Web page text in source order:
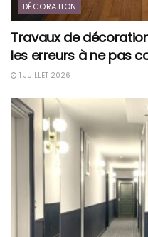
DÉCORATION
Travaux de
les erreurs à ne pas
1 JUILLET 2026